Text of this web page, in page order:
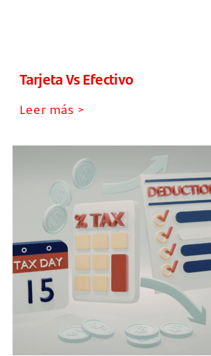
Tarjeta Vs Efectivo
Leer más >